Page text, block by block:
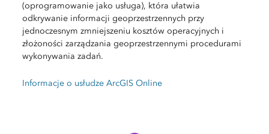
(oprogramowanie jako usługa), która ułatwia
odkrywanie informacji geoprzestrzennych przy
jednoczesnym zmniejszeniu kosztów operacyjnych i
złożoności zarządzania geoprzestrzennymi procedurami
wykonywania zadań.
Informacje o usłudze ArcGIS Online